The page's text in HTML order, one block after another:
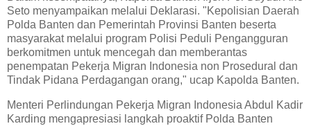
Seto menyampaikan melalui Deklarasi. "Kepolisian Daerah
Polda Banten dan Pemerintah Provinsi Banten beserta
masyarakat melalui program Polisi Peduli Pengangguran
berkomitmen untuk mencegah dan memberantas
penempatan Pekerja Migran Indonesia non Prosedural dan
Tindak Pidana Perdagangan orang," ucap Kapolda Banten.
Menteri Perlindungan Pekerja Migran Indonesia Abdul Kadir
Karding mengapresiasi langkah proaktif Polda Banten